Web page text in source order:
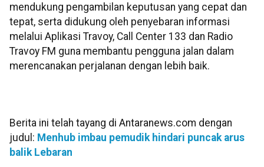
mendukung pengambilan keputusan yang cepat dan
tepat, serta didukung oleh penyebaran informasi
melalui Aplikasi Travoy, Call Center 133 dan Radio
Travoy FM guna membantu pengguna jalan dalam
merencanakan perjalanan dengan lebih baik.
Berita ini telah tayang di Antaranews.com dengan
judul: Menhub imbau pemudik hindari puncak arus
balik Lebaran